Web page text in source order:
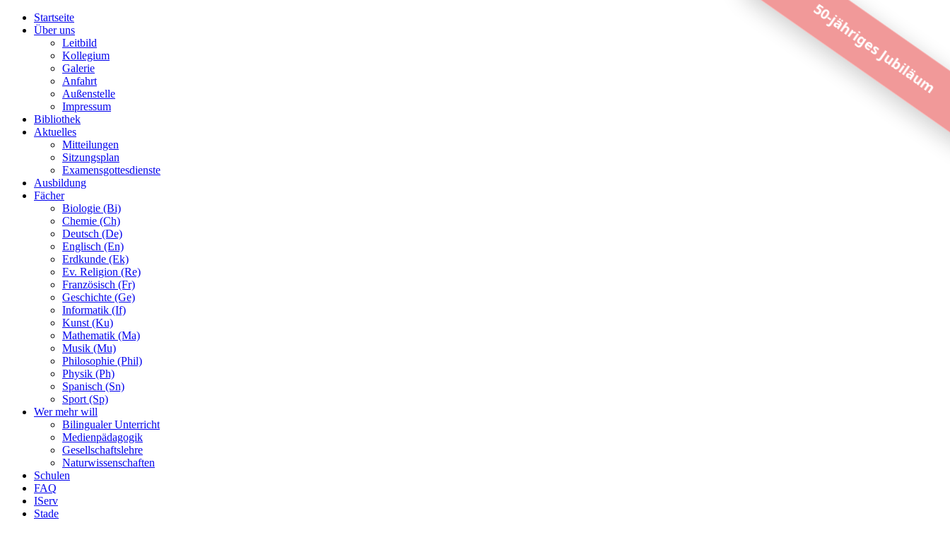
Startseite
Über uns
Leitbild
Kollegium
Galerie
Anfahrt
Außenstelle
Impressum
Bibliothek
Aktuelles
Mitteilungen
Sitzungsplan
Examensgottesdienste
Ausbildung
Fächer
Biologie (Bi)
Chemie (Ch)
Deutsch (De)
Englisch (En)
Erdkunde (Ek)
Ev. Religion (Re)
Französisch (Fr)
Geschichte (Ge)
Informatik (If)
Kunst (Ku)
Mathematik (Ma)
Musik (Mu)
Philosophie (Phil)
Physik (Ph)
Spanisch (Sn)
Sport (Sp)
Wer mehr will
Bilingualer Unterricht
Medienpädagogik
Gesellschaftslehre
Naturwissenschaften
Schulen
FAQ
IServ
Stade
50-jähriges Jubiläum